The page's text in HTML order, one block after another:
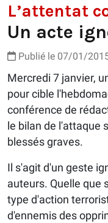
L’attentat
Un acte
Publié le 07/01/
Mercredi 7 janvier,
pour cible
conférence de
le bilan de l'attaque
blessés graves.
Il s'agit d'un geste
auteurs. Quelle que
type d'action
d'ennemis des